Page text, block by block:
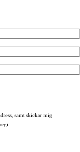
samt skickar mig